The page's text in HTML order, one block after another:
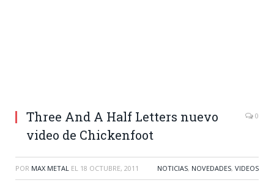
Three And A Half Letters nuevo
video de Chickenfoot
0
POR MAX METAL EL 18 OCTUBRE, 2011 NOTICIAS, NOVEDADES, VIDEOS